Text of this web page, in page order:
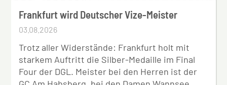
Frankfurt wird Deutscher Vize-Meister
03.08.2026
Trotz aller Widerstände: Frankfurt holt mit
starkem Auftritt die Silber-Medaille im Final
Four der DGL. Meister bei den Herren ist der